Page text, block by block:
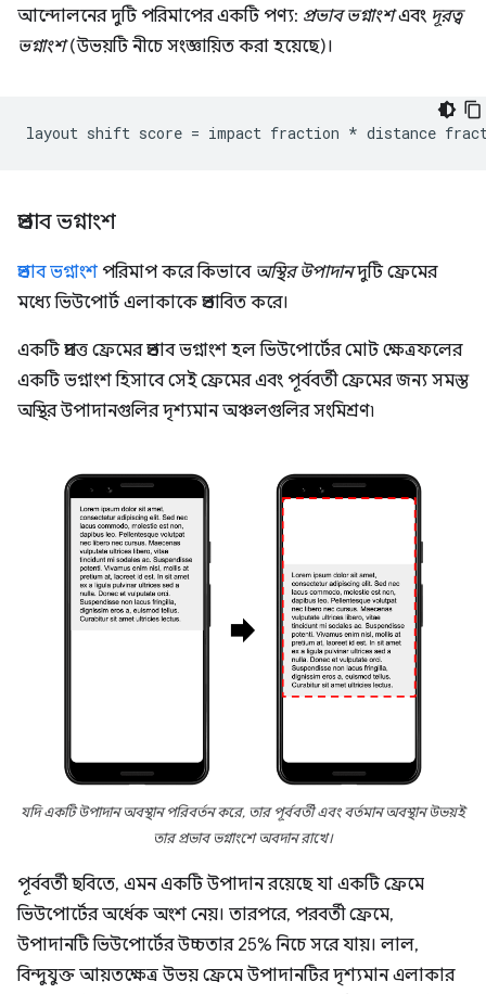
আন্দোলনের দুটি পরিমাপের একটি পণ্য: প্রভাব ভগ্নাংশএবং দূরত্ব
ভগ্নাংশ(উভয়টি নীচে সংজ্ঞায়িত করা হয়েছে)।
প্রভাব ভগ্নাংশ
প্রভাব ভগ্নাংশ পরিমাপ করে কিভাবে অস্থির উপাদানদুটি ফ্রেমের
মধ্যে ভিউপোর্ট এলাকাকে প্রভাবিত করে।
একটি প্রদত্ত ফ্রেমের প্রভাব ভগ্নাংশ হল ভিউপোর্টের মোট ক্ষেত্রফলের
একটি ভগ্নাংশ হিসাবে সেই ফ্রেমের এবং পূর্ববর্তী ফ্রেমের জন্য সমস্ত
অস্থির উপাদানগুলির দৃশ্যমান অঞ্চলগুলির সংমিশ্রণ৷
যদি একটি উপাদান অবস্থান পরিবর্তন করে, তার পূর্ববর্তী এবং বর্তমান অবস্থান উভয়ই
তার প্রভাব ভগ্নাংশে অবদান রাখে।
পূর্ববর্তী ছবিতে, এমন একটি উপাদান রয়েছে যা একটি ফ্রেমে
ভিউপোর্টের অর্ধেক অংশ নেয়। তারপরে, পরবর্তী ফ্রেমে,
উপাদানটি ভিউপোর্টের উচ্চতার 25% নিচে সরে যায়। লাল,
বিন্দুযুক্ত আয়তক্ষেত্র উভয় ফ্রেমে উপাদানটির দৃশ্যমান এলাকার